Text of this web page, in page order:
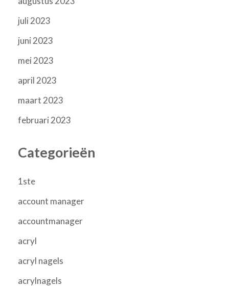
juli 2023
juni 2023
mei 2023
april 2023
maart 2023
februari 2023
Categorieën
1ste
account manager
accountmanager
acryl
acryl nagels
acrylnagels